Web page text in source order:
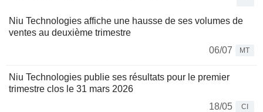
Niu Technologies affiche une hausse de ses volumes de
ventes au deuxième trimestre
06/07
MT
Niu Technologies publie ses résultats pour le premier
trimestre clos le 31 mars 2026
18/05
CI